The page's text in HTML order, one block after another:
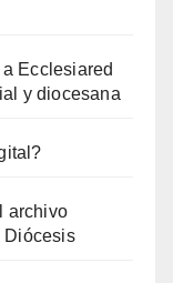
Ecclesiared
y diocesana
archivo
Diócesis